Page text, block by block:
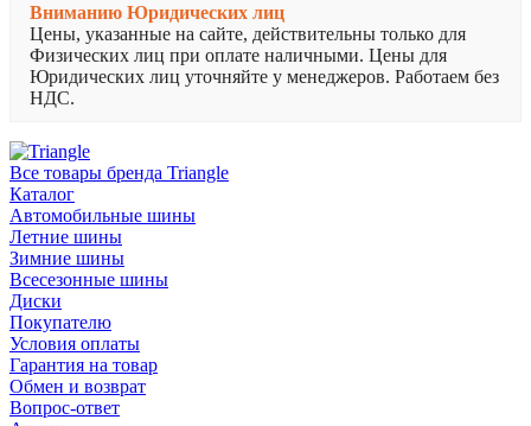
Вниманию Юридических лиц
Цены, указанные на сайте, действительны только для
Физических лиц при оплате наличными. Цены для
Юридических лиц уточняйте у менеджеров. Работаем без
НДС.
Все товары бренда Triangle
Каталог
Автомобильные шины
Летние шины
Зимние шины
Всесезонные шины
Диски
Покупателю
Условия оплаты
Гарантия на товар
Обмен и возврат
Вопрос-ответ